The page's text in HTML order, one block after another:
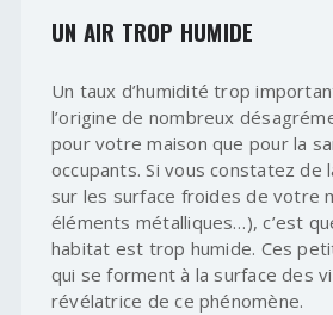
UN AIR TROP HUMIDE
Un taux d’humidité trop
l’origine de nombreux
pour votre maison que pour la
occupants. Si vous constatez de
sur les surface froides de votre
éléments métalliques…), c’est
habitat est trop humide. Ces
qui se forment à la surface des
révélatrice de ce phénomène.